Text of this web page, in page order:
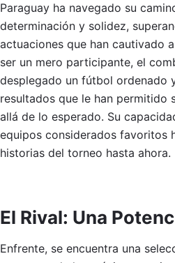
Paraguay ha navegado su
determinación y solidez,
actuaciones que han cautivado
ser un mero participante, el
desplegado un fútbol ordenado
resultados que le han permitido
allá de lo esperado. Su
equipos considerados favoritos
historias del torneo hasta ahora.
El Rival: Una
Enfrente, se encuentra una